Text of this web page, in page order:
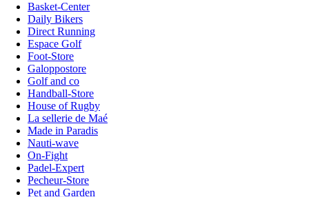
Basket-Center
Daily Bikers
Direct Running
Espace Golf
Foot-Store
Galoppostore
Golf and co
Handball-Store
House of Rugby
La sellerie de Maé
Made in Paradis
Nauti-wave
On-Fight
Padel-Expert
Pecheur-Store
Pet and Garden